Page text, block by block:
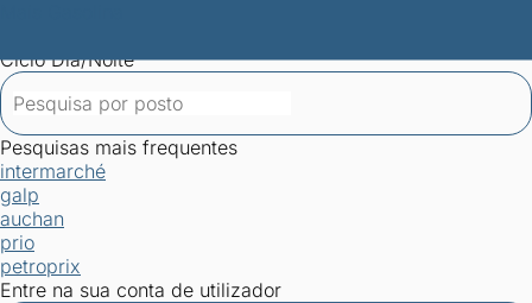
Ciclo Dia/Noite
Pesquisas mais frequentes
intermarché
galp
auchan
prio
petroprix
Entre na sua conta de utilizador